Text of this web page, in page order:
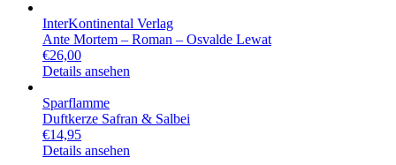
InterKontinental Verlag
Ante Mortem – Roman – Osvalde Lewat
€26,00
Details ansehen
Sparflamme
Duftkerze Safran & Salbei
€14,95
Details ansehen